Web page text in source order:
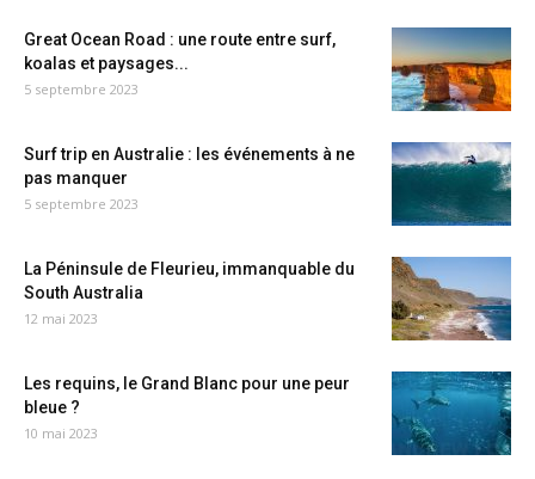
Great Ocean Road : une route entre surf,
koalas et paysages...
5 septembre 2023
Surf trip en Australie : les événements à ne
pas manquer
5 septembre 2023
La Péninsule de Fleurieu, immanquable du
South Australia
12 mai 2023
Les requins, le Grand Blanc pour une peur
bleue ?
10 mai 2023